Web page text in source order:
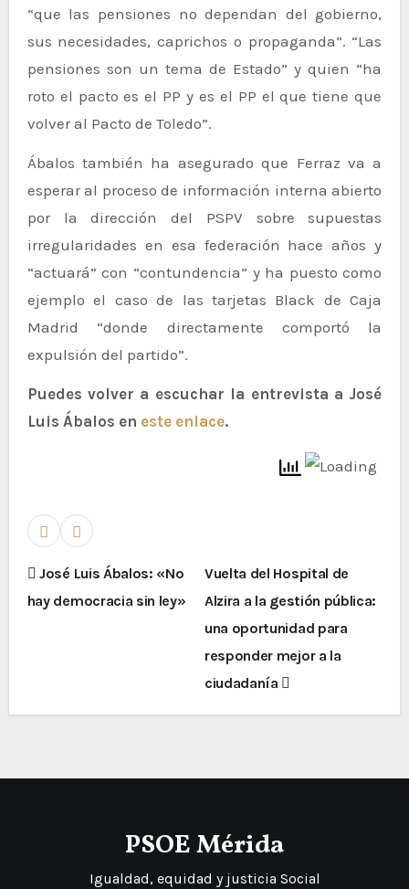
“que las pensiones no dependan del gobierno,
sus necesidades, caprichos o propaganda”. “Las
pensiones son un tema de Estado” y quien “ha
roto el pacto es el PP y es el PP el que tiene que
volver al Pacto de Toledo”.
Ábalos también ha asegurado que Ferraz va a
esperar al proceso de información interna abierto
por la dirección del PSPV sobre supuestas
irregularidades en esa federación hace años y
“actuará” con “contundencia” y ha puesto como
ejemplo el caso de las tarjetas Black de Caja
Madrid “donde directamente comportó la
expulsión del partido”.
Puedes volver a escuchar la entrevista a José
Luis Ábalos en este enlace.
José Luis Ábalos: «No
hay democracia sin ley»
Vuelta del Hospital de
Alzira a la gestión pública:
una oportunidad para
responder mejor a la
ciudadanía
PSOE Mérida
Igualdad, equidad y justicia Social